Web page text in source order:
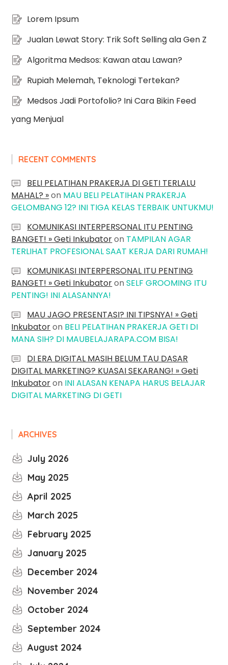
Lorem Ipsum
Jualan Lewat Story: Trik Soft Selling ala Gen Z
Algoritma Medsos: Kawan atau Lawan?
Rupiah Melemah, Teknologi Tertekan?
Medsos Jadi Portofolio? Ini Cara Bikin Feed
yang Menjual
RECENT COMMENTS
BELI PELATIHAN PRAKERJA DI GETI TERLALU
MAHAL? »on MAU BELI PELATIHAN PRAKERJA
GELOMBANG 12? INI TIGA KELAS TERBAIK UNTUKMU!
KOMUNIKASI INTERPERSONAL ITU PENTING
BANGET! » Geti Inkubatoron TAMPILAN AGAR
TERLIHAT PROFESIONAL SAAT KERJA DARI RUMAH!
KOMUNIKASI INTERPERSONAL ITU PENTING
BANGET! » Geti InkubatoronSELF GROOMING ITU
PENTING! INI ALASANNYA!
MAU JAGO PRESENTASI? INI TIPSNYA! » Geti
Inkubatoron BELI PELATIHAN PRAKERJA GETI DI
MANA SIH? DI MAUBELAJARAPA.COM BISA!
DI ERA DIGITAL MASIH BELUM TAU DASAR
DIGITAL MARKETING? KUASAI SEKARANG! » Geti
Inkubatoron INI ALASAN KENAPA HARUS BELAJAR
DIGITAL MARKETING DI GETI
ARCHIVES
July 2026
May 2025
April 2025
March 2025
February 2025
January 2025
December 2024
November 2024
October 2024
September 2024
August 2024